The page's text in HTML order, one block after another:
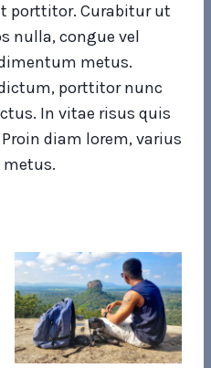
porttitor. Curabitur ut
nulla, congue vel
metus.
porttitor nunc
In vitae risus quis
diam lorem, varius